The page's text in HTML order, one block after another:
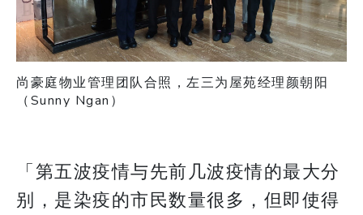
尚豪庭物业管理团队合照，左三为屋苑经理颜朝阳
（Sunny Ngan）
「第五波疫情与先前几波疫情的最大分
别，是染疫的市民数量很多，但即使得